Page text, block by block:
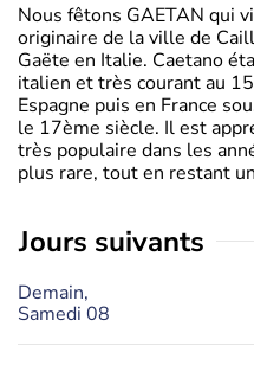
Nous fêtons GAETAN qui
originaire de la ville de
Gaëte en Italie. Caetano
italien et très courant au
Espagne puis en France
le 17ème siècle. Il est
très populaire dans les
plus rare, tout en restant
jours suivants
Demain,
Samedi 08